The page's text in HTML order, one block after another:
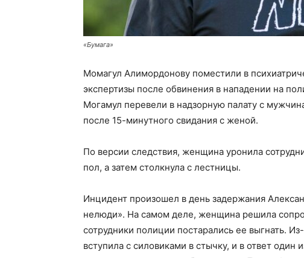
«Бумага»
Момагул Алимордонову поместили в
экспертизы после обвинения в нападении на
Могамул перевели в надзорную палату с
после 15-минутного свидания с женой.
По версии следствия, женщина уронила
пол, а затем столкнула с лестницы.
Инцидент произошел в день задержания
нелюди». На самом деле, женщина решила
сотрудники полиции постарались ее выгнать.
вступила с силовиками в стычку, и в ответ один